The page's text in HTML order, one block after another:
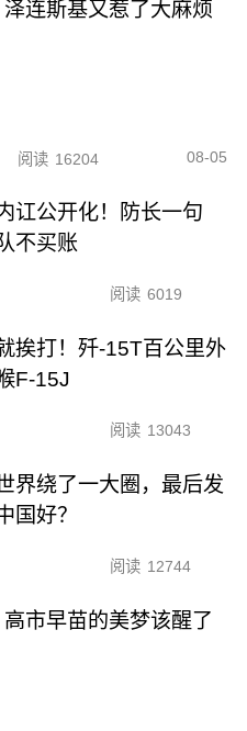
连斯基又惹了大麻烦
阅读 16204 08-05
讧公开化！防长一句
不买账
阅读 6019
挨打！歼-15T百公里外
F-15J
阅读 13043
界绕了一大圈，最后发
国好？
阅读 12744
市早苗的美梦该醒了